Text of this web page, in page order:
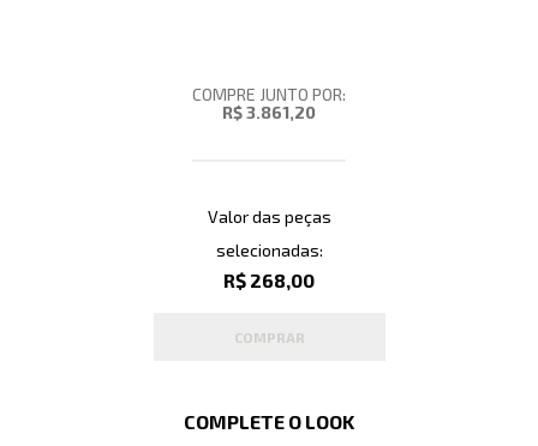
COMPRE JUNTO POR:
R$ 3.861,20
Valor das peças
selecionadas:
R$ 268,00
COMPRAR
COMPLETE O LOOK